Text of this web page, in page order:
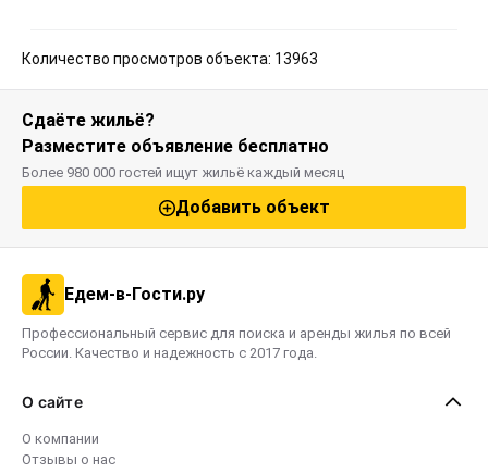
Количество просмотров объекта: 13963
Сдаёте жильё?
Разместите объявление бесплатно
Более 980 000 гостей ищут жильё каждый месяц
Добавить объект
Едем-в-Гости.ру
Профессиональный сервис для поиска и аренды жилья по всей
России. Качество и надежность с 2017 года.
О сайте
О компании
Отзывы о нас